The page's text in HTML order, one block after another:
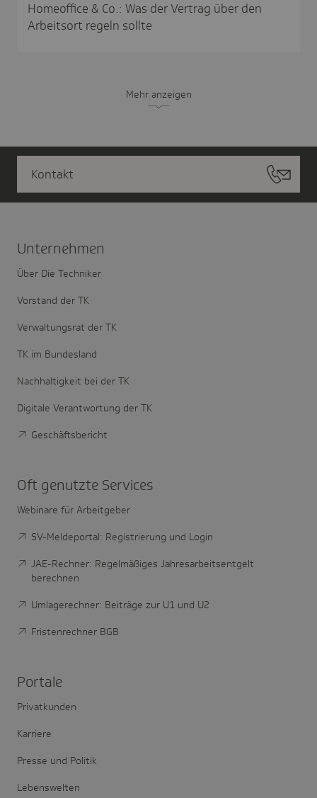
Homeoffice & Co.: Was der Vertrag über den
Arbeitsort regeln sollte
Mehr anzeigen
Kontakt
Unter­nehmen
Über Die Techniker
Vorstand der TK
Verwaltungsrat der TK
TK im Bundesland
Nachhaltigkeit bei der TK
Digitale Verantwortung der TK
Geschäftsbericht
Oft genutzte Services
Webinare für Arbeitgeber
SV-Meldeportal: Registrierung und Login
JAE-Rechner: Regelmäßiges Jahresarbeitsentgelt
berechnen
Umlagerechner: Beiträge zur U1 und U2
Fristenrechner BGB
Portale
Privatkunden
Karriere
Presse und Politik
Lebenswelten